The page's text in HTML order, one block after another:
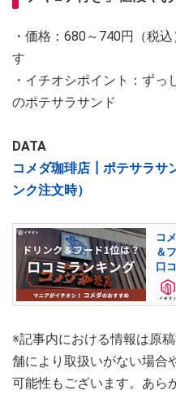
・価格：680～740円（税
す
・イチオシポイント：ず
のポテサラサンド
DATA
コメダ珈琲店┃ポテサラサ
ンク注文時）
コ
＆
口
※記事内における情報は原
舗により取扱いがない場合
可能性もございます。あら